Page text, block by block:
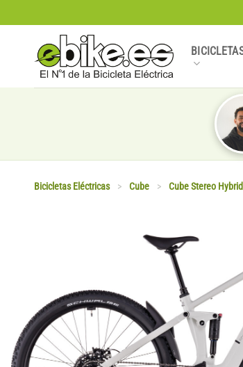
al
contenido
Bicicletas Eléctricas > Cube > Cube Stereo